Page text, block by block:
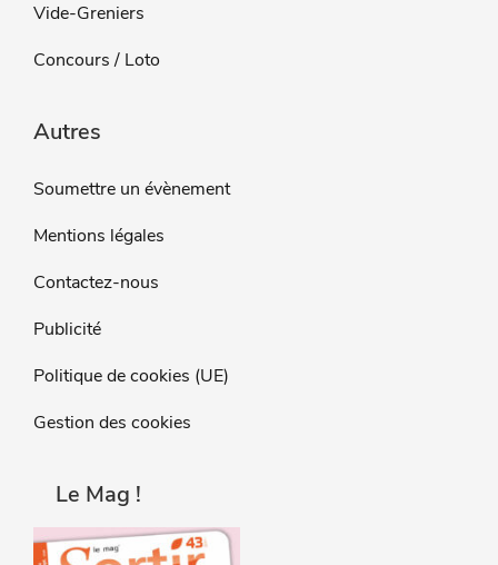
Vide-Greniers
Concours / Loto
Autres
Soumettre un évènement
Mentions légales
Contactez-nous
Publicité
Politique de cookies (UE)
Gestion des cookies
Le Mag !